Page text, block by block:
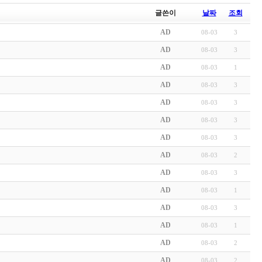
글쓴이 날짜 조회
AD 08-03 3
AD 08-03 3
AD 08-03 1
AD 08-03 3
AD 08-03 3
AD 08-03 3
AD 08-03 3
AD 08-03 2
AD 08-03 3
AD 08-03 1
AD 08-03 3
AD 08-03 1
AD 08-03 2
AD 08-03 2